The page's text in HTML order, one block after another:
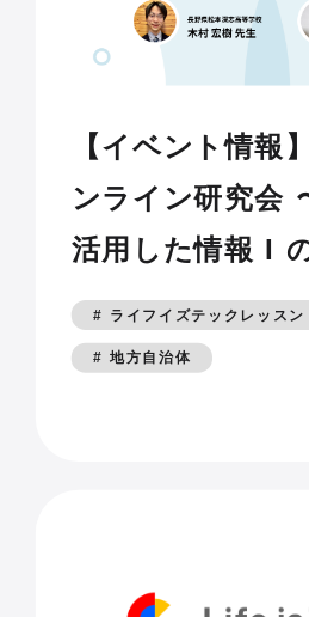
【イベント情報
ンライン研究会
活用した情報 I
# ライフイズテックレッスン
# 地方自治体